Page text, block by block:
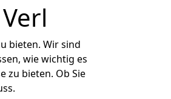
bieten. Wir sind
wie wichtig es
zu bieten. Ob Sie